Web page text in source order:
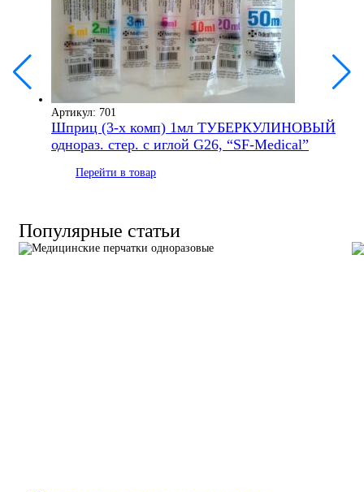
Артикул: 701
Шприц (3-х комп) 1мл ТУБЕРКУЛИНОВЫЙ
однораз. стер. с иглой G26, “SF-Medical”
Перейти в товар
Популярные статьи